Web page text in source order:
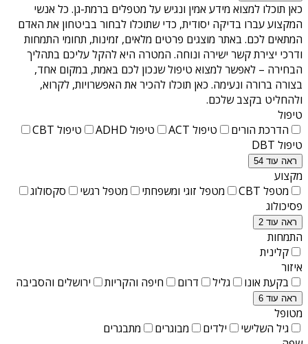
כאן תוכלו למצוא מידע אמין ונגיש על מטפלים ברמת-גן. כל אנשי
המקצוע עברו בדיקה יסודית, כדי שתוכלו לבחור בביטחון את האדם
המתאים לכם. באתר מוצגים פרטים מלאים, זמינות, תחומי התמחות
ודרכי יצירת קשר ישירה ונוחה. המטרה היא להקל עליכם בתהליך
הבחירה – לאפשר למצוא טיפול שנכון לכם באמת, במקום אחד,
בצורה ברורה ונעימה. כאן תוכלו להכיר את האפשרויות, לקרוא,
ולהחליט בקצב שלכם.
טיפול
הדרכת הורים
טיפול ACT טיפול ADHD
טיפול CBT
טיפול DBT
ראה עוד 54
מקצוע
מטפל CBT
מטפל זוגי ומשפחתי מטפל רגשי
סקסולוג
פסיכולוג
ראה עוד 2
התמחות
קלינית
איזור
בקעת אונו
גליל דרום חיפה והקריות ירושלים והסביבה
ראה עוד 6
מטופל
גיל השלישי
ילדים מבוגרים
מתבגרים